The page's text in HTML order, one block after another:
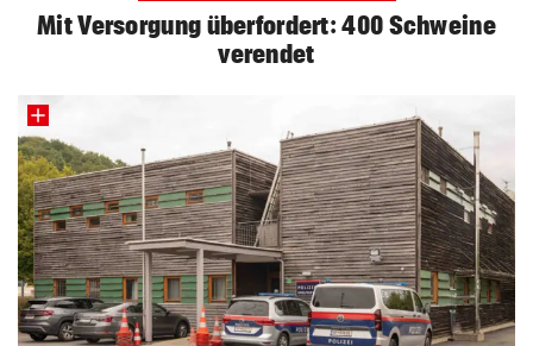
Mit Versorgung überfordert: 400 Schweine
verendet